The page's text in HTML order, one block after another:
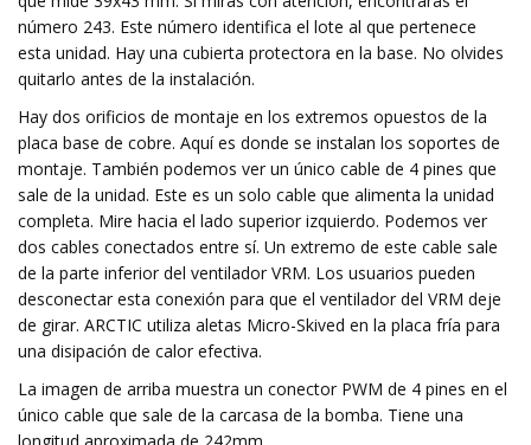
número 243. Este número identifica el lote al que pertenece
esta unidad. Hay una cubierta protectora en la base. No olvides
quitarlo antes de la instalación.
Hay dos orificios de montaje en los extremos opuestos de la
placa base de cobre. Aquí es donde se instalan los soportes de
montaje. También podemos ver un único cable de 4 pines que
sale de la unidad. Este es un solo cable que alimenta la unidad
completa. Mire hacia el lado superior izquierdo. Podemos ver
dos cables conectados entre sí. Un extremo de este cable sale
de la parte inferior del ventilador VRM. Los usuarios pueden
desconectar esta conexión para que el ventilador del VRM deje
de girar. ARCTIC utiliza aletas Micro-Skived en la placa fría para
una disipación de calor efectiva.
La imagen de arriba muestra un conector PWM de 4 pines en el
único cable que sale de la carcasa de la bomba. Tiene una